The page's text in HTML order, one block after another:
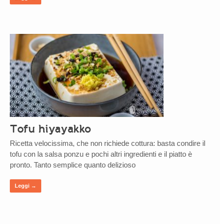
Tofu hiyayakko
Ricetta velocissima, che non richiede cottura: basta condire il
tofu con la salsa ponzu e pochi altri ingredienti e il piatto è
pronto. Tanto semplice quanto delizioso
Leggi →